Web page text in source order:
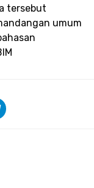
tersebut
umum